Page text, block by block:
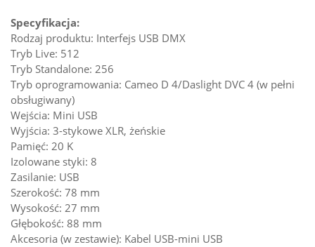
Specyfikacja:
Rodzaj produktu: Interfejs USB DMX
Tryb Live: 512
Tryb Standalone: 256
Tryb oprogramowania: Cameo D 4/Daslight DVC 4 (w pełni
obsługiwany)
Wejścia: Mini USB
Wyjścia: 3-stykowe XLR, żeńskie
Pamięć: 20 K
Izolowane styki: 8
Zasilanie: USB
Szerokość: 78 mm
Wysokość: 27 mm
Głębokość: 88 mm
Akcesoria (w zestawie): Kabel USB-mini USB